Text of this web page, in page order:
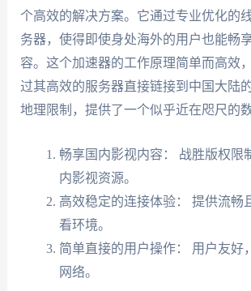
个高效的解决方案。它通过专业优化的
务器，使得即使身处海外的用户也能畅
容。这个加速器的工作原理简单而高效
过其高效的服务器直接链接到中国大陆
地理限制，提供了一个似乎近在咫尺的数
畅享国内影视内容： 战胜版权限
内影视资源。
高效稳定的连接体验： 提供流畅
看环境。
简单直接的用户操作： 用户友好
网络。